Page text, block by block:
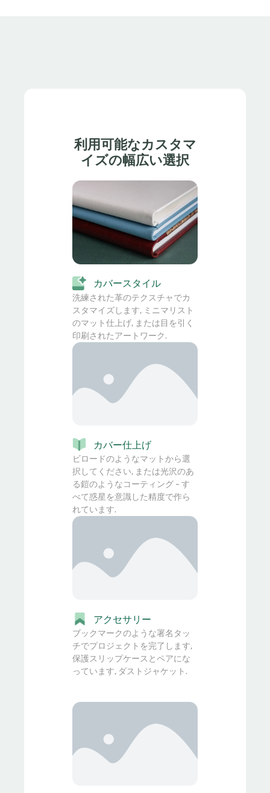
利用可能なカスタマ
イズの幅広い選択
カバースタイル
洗練された革のテクスチャでカ
スタマイズします, ミニマリスト
のマット仕上げ, または目を引く
印刷されたアートワーク.
カバー仕上げ
ビロードのようなマットから選
択してください, または光沢のあ
る鎧のようなコーティング - す
べて惑星を意識した精度で作ら
れています.
アクセサリー
ブックマークのような署名タッ
チでプロジェクトを完了します,
保護スリップケースとペアにな
っています, ダストジャケット.